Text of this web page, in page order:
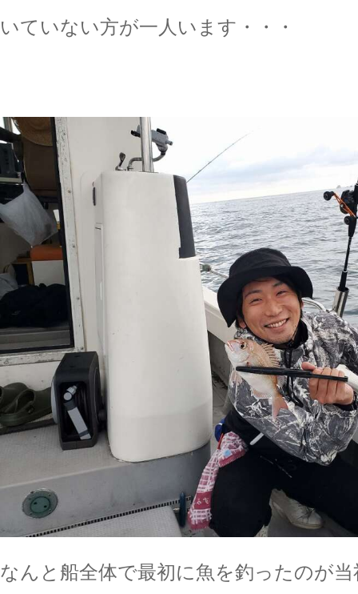
いていない方が一人います・・・
なんと船全体で最初に魚を釣ったのが